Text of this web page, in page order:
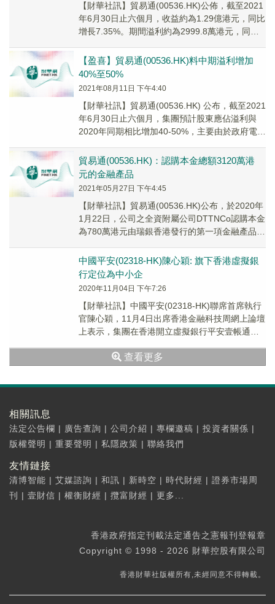
【財華社訊】貿易通(00536.HK)公佈，截至2021
年6月30日止六個月，收益約為1.29億港元，同比
增長7.35%。期間溢利約為2999.8萬港元，同比
【盈喜】貿易通(00536.HK)料中期溢利增加
40%至50%
2021年08月11日 下午4:40
【財華社訊】貿易通(00536.HK) 公布，截至2021
年6月30日止六個月，集團預計股東應佔溢利與
2020年同期相比增加40-50%，主要由於政府電子
貿易通(00536.HK)：認購本金總額3120萬港
元的金融產品
2021年05月27日 下午4:45
【財華社訊】貿易通(00536.HK)公布，於2020年
1月22日，公司之全資附屬公司DTTNCo認購本金
為780萬港元由瑞銀香港發行的第一項金融產品，
中國平安(02318-HK)陳心穎: 旗下香港虛擬銀
行定位為中小企
2020年11月04日 下午7:26
【財華社訊】中國平安(02318-HK)聯席首席執行
官陳心穎，11月4日出席香港金融科技周網上論壇
上表示，集團在香港開立虛擬銀行平安壹帳通，
查看更多
相關訊息
法定公告欄 | 廣告查詢 | 公司介紹 | 專欄邀稿 | 投資者關係 |
版權聲明 | 重要聲明 | 私隱政策 | 聯絡我們
友情鏈接
清博智能 | 艾媒諮詢 | 和訊 | 新時空 | 時代財經 | 證券市場周
刊
| 壹財信 | 權衡財經 | 攬富財經 | 更多...
香港政府指定刊載法定通告之憲報刊登報章
Copyright © 1998 - 2026 財華控股有限公司
香港財華社版權所有,未經同意不得轉載。